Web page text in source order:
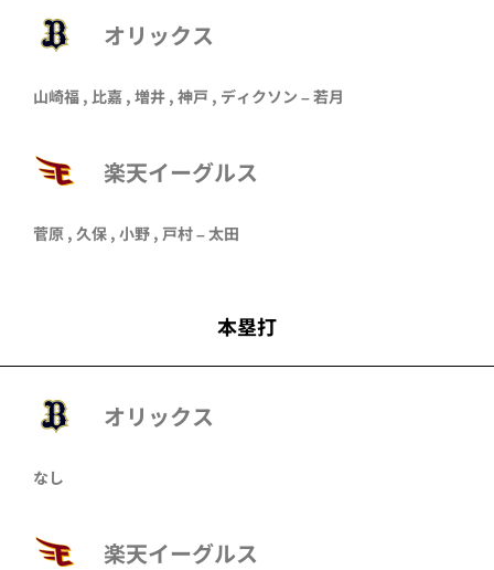
オリックス
山崎福 , 比嘉 , 増井 , 神戸 , ディクソン –若月
楽天イーグルス
菅原 , 久保 , 小野 , 戸村–太田
本塁打
オリックス
なし
楽天イーグルス